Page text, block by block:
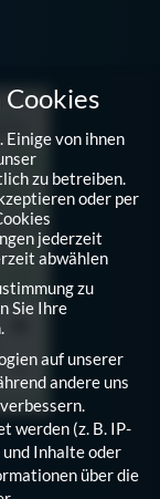
Cookies
von ihnen
zu betreiben.
oder per
jederzeit
abwählen
zu
Sie Ihre
auf unserer
andere uns
werden (z. B. IP-
Inhalte oder
über die